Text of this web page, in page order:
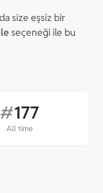
size eşsiz bir
seçeneği ile bu
#177
All time